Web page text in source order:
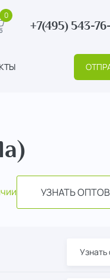
корзину
0
+7(495) 543-
УЗНАТЬ
Узнать